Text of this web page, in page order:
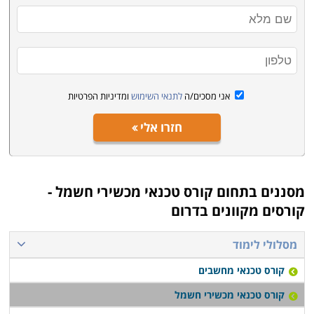
הקורס מתחיל מהבסיס, כך שאין כל צורך בידע מוקדם כדי
להירשם, ובסיום הקורס ניתן מיידית להשתלב בתחום
כטכנאי.
התמחויות והסמכה - מה לבחור ואיך
בעמודים הבאים באתר תוכלו למצוא מגוון של קורסים
ללימודי המקצוע. חלקם עוסקים בלימוד תיקון של מוצרים
ספציפיים כמו טלויזיות, מערכות גז או בית חכם, אבל רובם
בסביבות חצי שנה, כאשר חלק מהם ניתנים לקיצור לבעלי
רקע קודם בתחומי החשמל והאלקטרוניקה. התעודה בסיום
המסלולים היא פנימית מטעם מוסד הלימוד. שימו לב שאין
תקן מסודר וקבוע, ולא בחינות תקן אחידות מטעם גורם
מפקח משותף, על כן מומלץ לבחון בעיון כל מסלול לימוד כדי
לוודא את העומק והרצינות של ההכשרה. יתרון נוסף
שמציעים אחדים מהם מתבטא בסיוע במציאת עבודה
אני מסכים/ה לתנאי השימוש ומדיניות הפרטיות
חזרו אלי
מסננים בתחום קורס טכנאי מכשירי חשמל -
קורסים מקוונים בדרום
מסלולי לימוד
קורס טכנאי מחשבים
קורס טכנאי מכשירי חשמל